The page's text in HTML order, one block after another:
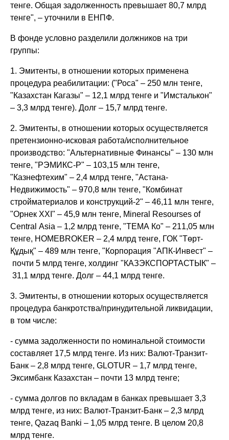
тенге. Общая задолженность превышает 80,7 млрд
тенге", – уточнили в ЕНПФ.
В фонде условно разделили должников на три
группы:
1. Эмитенты, в отношении которых применена
процедура реабилитации: ("Роса" – 250 млн тенге,
"Казахстан Кагазы" – 12,1 млрд тенге и "Имсталькон"
– 3,3 млрд тенге). Долг – 15,7 млрд тенге.
2. Эмитенты, в отношении которых осуществляется
претензионно-исковая работа/исполнительное
производство: "Альтернативные Финансы" – 130 млн
тенге, "РЭМИКС-Р" – 103,15 млн тенге,
"Казнефтехим" – 2,4 млрд тенге, "Астана-
Недвижимость" – 970,8 млн тенге, "Комбинат
стройматериалов и конструкций-2" – 46,11 млн тенге,
"Орнек XXI" – 45,9 млн тенге, Mineral Resourses of
Central Asia – 1,2 млрд тенге, "ТЕМА Ко" – 211,05 млн
тенге, HOMEBROKER – 2,4 млрд тенге, ГОК "Төрт-
Құдық" – 489 млн тенге, "Корпорация "АПК-Инвест" –
почти 5 млрд тенге, холдинг "КАЗЭКСПОРТАСТЫК" –
31,1 млрд тенге. Долг – 44,1 млрд тенге.
3. Эмитенты, в отношении которых осуществляется
процедура банкротства/принудительной ликвидации,
в том числе:
- сумма задолженности по номинальной стоимости
составляет 17,5 млрд тенге. Из них: Валют-Транзит-
Банк – 2,8 млрд тенге, GLOTUR – 1,7 млрд тенге,
Эксимбанк Казахстан – почти 13 млрд тенге;
- сумма долгов по вкладам в банках превышает 3,3
млрд тенге, из них: Валют-Транзит-Банк – 2,3 млрд
тенге, Qazaq Banki – 1,05 млрд тенге. В целом 20,8
млрд тенге.